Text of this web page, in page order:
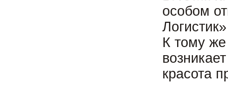
особом
К тому же
красота